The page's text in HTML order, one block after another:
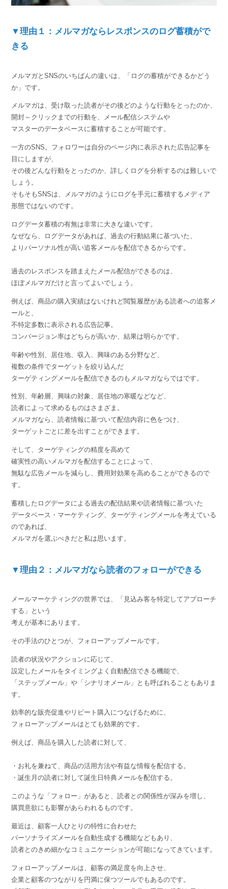
▼理由１：メルマガならレスポンスのログ蓄積がで
きる
メルマガとSNSのいちばんの違いは、「ログの蓄積ができるかどう
か」です。
メルマガは、受け取った読者がその後どのような行動をとったのか、
開封～クリックまでの行動を、メール配信システムや
マスターのデータベースに蓄積することが可能です。
一方のSNS。フォロワーは自分のページ内に表示された広告記事を
目にしますが、
その後どんな行動をとったのか、詳しくログを分析するのは難しいで
しょう。
そもそもSNSは、メルマガのようにログを手元に蓄積するメディア
形態ではないのです。
ログデータ蓄積の有無は非常に大きな違いです。
なぜなら、ログデータがあれば、過去の行動結果に基づいた、
よりパーソナル性が高い追客メールを配信できるからです。
過去のレスポンスを踏まえたメール配信ができるのは、
ほぼメルマガだけと言ってよいでしょう。
例えば、商品の購入実績はないけれど閲覧履歴がある読者への追客メ
ールと、
不特定多数に表示される広告記事。
コンバージョン率はどちらが高いか、結果は明らかです。
年齢や性別、居住地、収入、興味のある分野など、
複数の条件でターゲットを絞り込んだ
ターゲティングメールを配信できるのもメルマガならではです。
性別、年齢層、興味の対象、居住地の寒暖などなど、
読者によって求めるものはさまざま。
メルマガなら、読者情報に基づいて配信内容に色をつけ、
ターゲットごとに差を出すことができます。
そして、ターゲティングの精度を高めて
確実性の高いメルマガを配信することによって、
無駄な広告メールを減らし、費用対効果を高めることができるので
す。
蓄積したログデータによる過去の配信結果や読者情報に基づいた
データベース・マーケティング、ターゲティングメールを考えている
のであれば、
メルマガを選ぶべきだと私は思います。
▼理由２：メルマガなら読者のフォローができる
メールマーケティングの世界では、「見込み客を特定してアプローチ
する」という
考えが基本にあります。
その手法のひとつが、フォローアップメールです。
読者の状況やアクションに応じて、
設定したメールをタイミングよく自動配信できる機能で、
「ステップメール」や「シナリオメール」とも呼ばれることもありま
す。
効率的な販売促進やリピート購入につなげるために、
フォローアップメールはとても効果的です。
例えば、商品を購入した読者に対して、
・お礼を兼ねて、商品の活用方法や有益な情報を配信する。
・誕生月の読者に対して誕生日特典メールを配信する。
このような「フォロー」があると、読者との関係性が深みを増し、
購買意欲にも影響があらわれるものです。
最近は、顧客一人ひとりの特性に合わせた
パーソナライズメールを自動生成する機能などもあり、
読者とのきめ細かなコミュニケーションが可能になってきています。
フォローアップメールは、顧客の満足度を向上させ、
企業と顧客のつながりを円満に保つツールでもあるのです。